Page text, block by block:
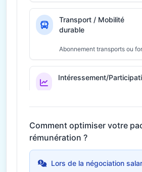
Transport / Mobilité
durable
Abonnement transports ou
Intéressement/
Économie fiscale potentielle
Télétravail
Comment optimiser votre
rémunération ?
Lors de la négociation